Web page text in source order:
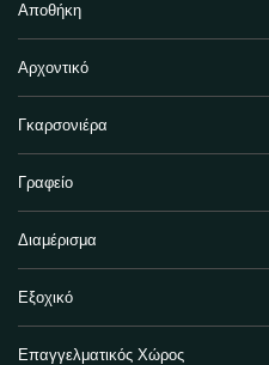
Αποθήκη
Αρχοντικό
Γκαρσονιέρα
Γραφείο
Διαμέρισμα
Εξοχικό
Επαγγελματικός Χώρος